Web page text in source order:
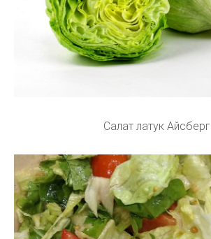
Салат латук Айсберг